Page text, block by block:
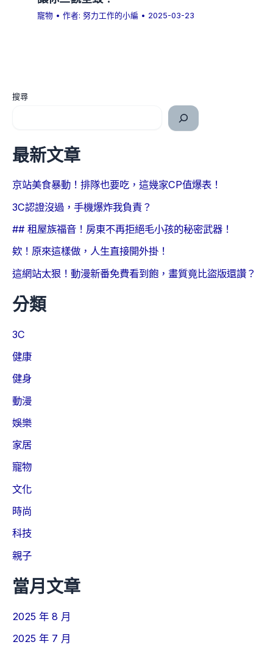
寵物 • 作者:努力工作的小編 • 2025-03-23
搜尋
最新文章
京站美食暴動！排隊也要吃，這幾家CP值爆表！
3C認證沒過，手機爆炸我負責？
## 租屋族福音！房東不再拒絕毛小孩的秘密武器！
欸！原來這樣做，人生直接開外掛！
這網站太狠！動漫新番免費看到飽，畫質竟比盜版還讚？
分類
3C
健康
健身
動漫
娛樂
家居
寵物
文化
時尚
科技
親子
當月文章
2025 年 8 月
2025 年 7 月